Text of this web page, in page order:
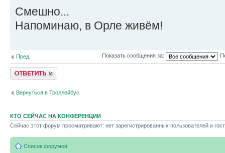
Смешно...
Напоминаю, в Орле живём!
Пред. Показать сообщения за:
Ответить
Вернуться в Троллейбус
КТО СЕЙЧАС НА КОНФЕРЕНЦИИ
Сейчас этот форум просматривают: нет зарегистрированных пользователей и
Список форумов